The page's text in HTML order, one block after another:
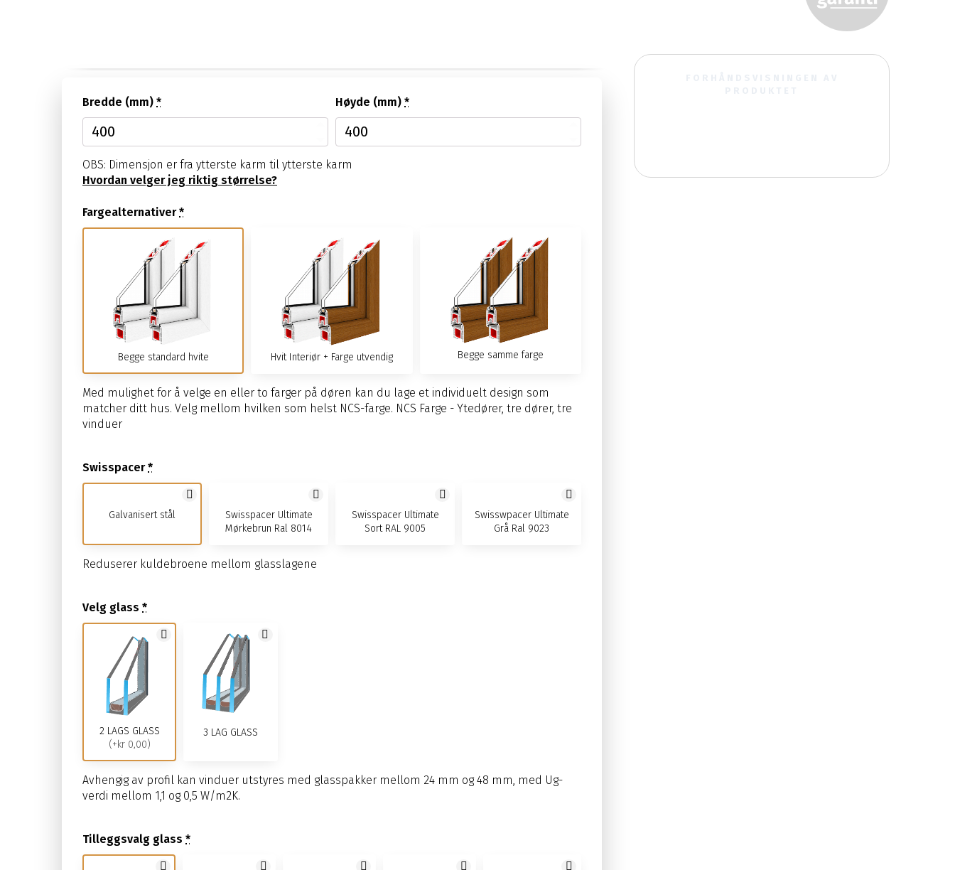
Ziip Screen
Bredde (mm) * Høyde (mm) *
OBS: Dimensjon er fra ytterste karm til ytterste karm
Hvordan velger jeg riktig størrelse?
Fargealternativer *
Begge standard hvite Hvit Interiør + Farge utvendig Begge samme farge
Med mulighet for å velge en eller to farger på døren kan du lage et individuelt design som
matcher ditt hus. Velg mellom hvilken som helst NCS-farge. NCS Farge - Ytedører, tre dører, tre
vinduer
Swisspacer *
Galvanisert stål
Swisspacer Ultimate
Mørkebrun Ral 8014
Swisspacer Ultimate
Sort RAL 9005
Swisswpacer Ultimate
Grå Ral 9023
Reduserer kuldebroene mellom glasslagene
Velg glass *
2 LAGS GLASS
(+kr 0,00)
3 LAG GLASS
Avhengig av profil kan vinduer utstyres med glasspakker mellom 24 mm og 48 mm, med Ug-
verdi mellom 1,1 og 0,5 W/m2K.
Tilleggsvalg glass *